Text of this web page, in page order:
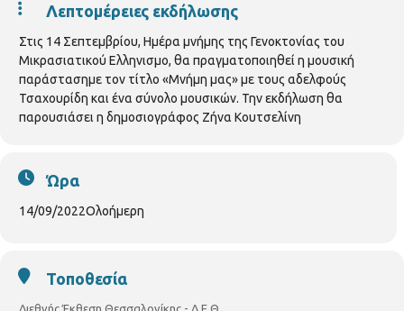
Λεπτομέρειες εκδήλωσης
Στις 14 Σεπτεμβρίου, Ημέρα μνήμης της Γενοκτονίας του
Μικρασιατικού Ελληνισμο, θα πραγματοποιηθεί η μουσική
παράστασημε τον τίτλο «Μνήμη μας» με τους αδελφούς
Τσαχουρίδη και ένα σύνολο μουσικών. Την εκδήλωση θα
παρουσιάσει η δημοσιογράφος Ζήνα Κουτσελίνη
Ώρα
14/09/2022Ολοήμερη
Τοποθεσία
Διεθνής Έκθεση Θεσσαλονίκης - Δ.Ε.Θ.